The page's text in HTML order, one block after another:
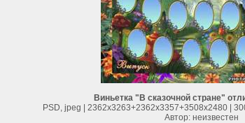
Виньетка "В сказочной стране"
PSD, jpeg | 2362x3263+2362x3357+3508x2480 |
Автор: неизвестен